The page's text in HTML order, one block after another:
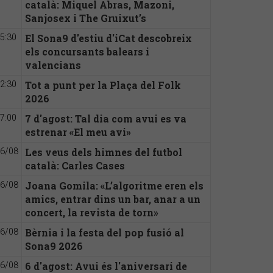
català: Miquel Abras, Mazoni,
Sanjosex i The Gruixut’s
El Sona9 d'estiu d'iCat descobreix
els concursants balears i
valencians
Tot a punt per la Plaça del Folk
2026
7 d'agost: Tal dia com avui es va
estrenar «El meu avi»
08
Les veus dels himnes del futbol
català: Carles Cases
08
Joana Gomila: «L’algoritme eren els
amics, entrar dins un bar, anar a un
concert, la revista de torn»
08
Bèrnia i la festa del pop fusió al
Sona9 2026
08
6 d'agost: Avui és l'aniversari de